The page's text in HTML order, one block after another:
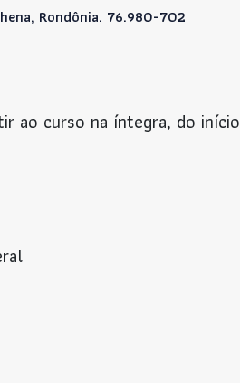
Rondônia. 76.980-702
ao curso na íntegra, do início